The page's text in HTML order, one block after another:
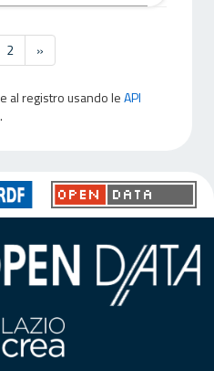
2 »
al registro usando leAPI